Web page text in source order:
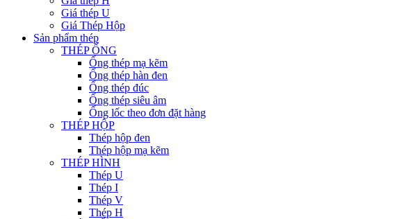
Giá thép U
Giá Thép Hộp
Sản phẩm thép
THÉP ỐNG
Ống thép mạ kẽm
Ống thép hàn đen
Ống thép đúc
Ống thép siêu âm
Ống lốc theo đơn đặt hàng
THÉP HỘP
Thép hộp đen
Thép hộp mạ kẽm
THÉP HÌNH
Thép U
Thép I
Thép V
Thép H